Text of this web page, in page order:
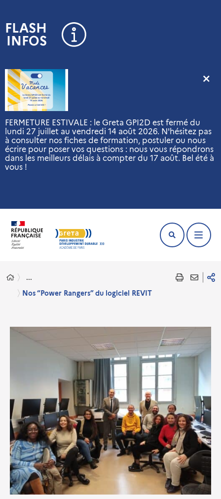
FLASH
INFOS
FERMETURE ESTIVALE : le Greta GPI2D est fermé du
lundi 27 juillet au vendredi 14 août 2026. N'hésitez pas
à consulter nos fiches de formation, postuler ou nous
écrire pour poser vos questions : nous vous répondrons
dans les meilleurs délais à compter du 17 août. Bel été à
vous !
...
Nos “Power Rangers” du logiciel REVIT